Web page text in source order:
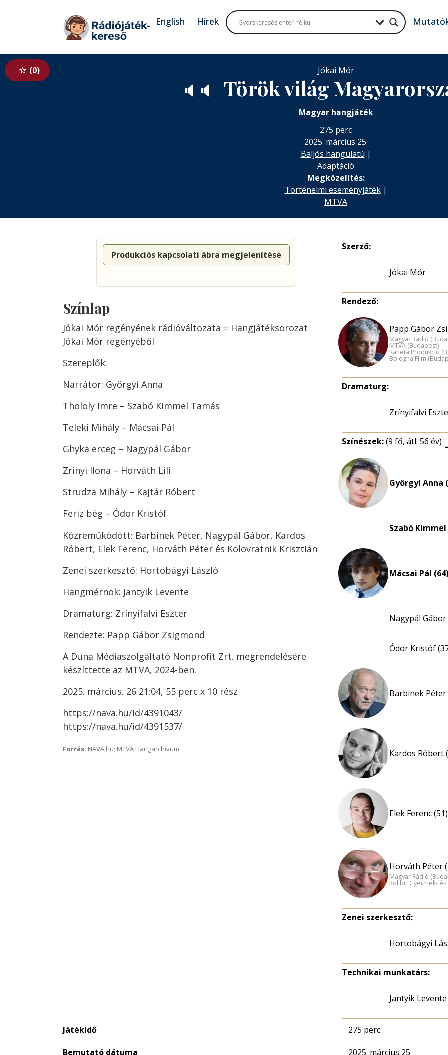
Tovább a tartalomhoz
English Hírek
0 Jókai Mór
🔈 🔈 Török világ
Magyar hangjáték
275 perc
2025. március 25.
Baljós hangulatú |
Adaptáció
Megközelítés:
Történelmi eseményjáték|
MTVA
Produkciós kapcsolati ábra megjelenítése
Színlap
Jókai Mór regényének rádióváltozata = Hangjátéksorozat
Jókai Mór regényéből
Szereplők:
Narrátor: Györgyi Anna
Thölöly Imre – Szabó Kimmel Tamás
Teleki Mihály – Mácsai Pál
Ghyka erceg – Nagypál Gábor
Zrinyi Ilona – Horváth Lili
Strudza Mihály – Kajtár Róbert
Feriz bég – Ódor Kristóf
Közreműködött: Barbinek Péter, Nagypál Gábor, Kardos
Róbert, Elek Ferenc, Horváth Péter és Kolovratnik Krisztián
Zenei szerkesztő: Hortobágyi László
Hangmérnök: Jantyik Levente
Dramaturg: Zrínyifalvi Eszter
Rendezte: Papp Gábor Zsigmond
A Duna Médiaszolgáltató Nonprofit Zrt. megrendelésére
készíttette az MTVA, 2024-ben.
2025. március. 26 21:04, 55 perc x 10 rész
https://nava.hu/id/4391043/
https://nava.hu/id/4391537/
Forrás: NAVA.hu; MTVA Hangarchívum
Szerző:
Jókai Mór
Rendező:
Papp Gábor
Magyar Rádió
MTVA (Budapest)
Kaneta Produkció
Bologna Film
Dramaturg:
Zrínyifalvi
Színészek:(9 fő, átl. 56 év)
Györgyi Anna
Szabó
Mácsai Pál
Nagypál Gábor
Ódor Kristóf
Barbinek Péter
Kardos Róbert
Elek Ferenc (51)
Horváth Péter
Magyar Rádió
Kolibri Gyermek- és
Zenei szerkesztő:
Hortobágyi
Technikai munkatárs:
Jantyik Levente
Játékidő 275 perc
Bemutató dátuma 2025. március 25.